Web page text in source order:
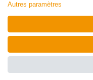
Autres paramètres